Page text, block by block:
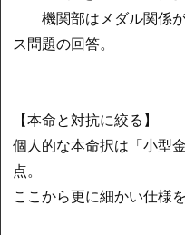
機関部はメダル関係が
ス問題の回答。
【本命と対抗に絞る】
個人的な本命択は「小型
点。
ここから更に細かい仕様